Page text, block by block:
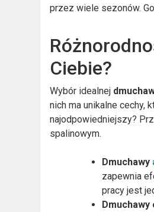
przez wiele sezonów.
Ciebie?
Wybór idealnej
nich ma unikalne cechy,
najodpowiedniejszy?
spalinowym.
Dmuchawy
zapewnia
pracy jest